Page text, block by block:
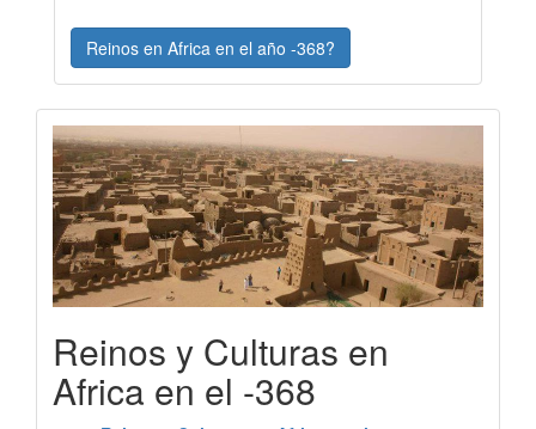
Reinos en Africa en el año -368?
Reinos y Culturas en
Africa en el -368